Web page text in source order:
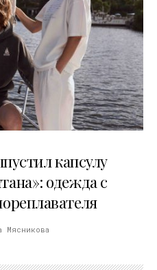
капсулу
одежда с
Мясникова